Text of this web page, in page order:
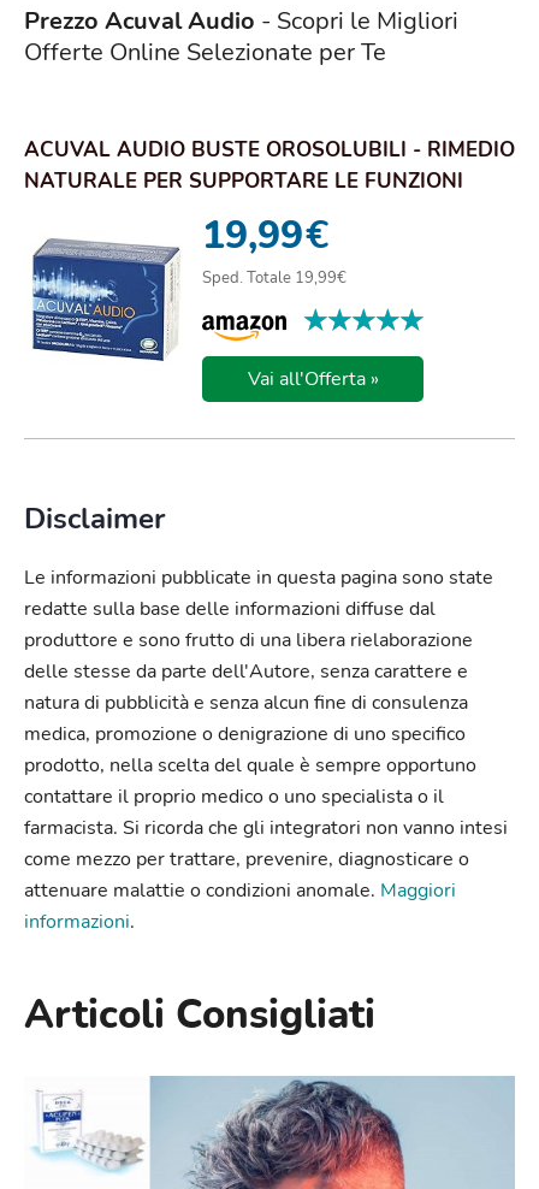
Prezzo Acuval Audio - Scopri le Migliori
Offerte Online Selezionate per Te
ACUVAL AUDIO BUSTE OROSOLUBILI - RIMEDIO
NATURALE PER SUPPORTARE LE FUNZIONI
19,99€
Sped. Totale 19,99€
★★★★★
★★★★★
Vai all'Offerta »
Disclaimer
Le informazioni pubblicate in questa pagina sono state
redatte sulla base delle informazioni diffuse dal
produttore e sono frutto di una libera rielaborazione
delle stesse da parte dell'Autore, senza carattere e
natura di pubblicità e senza alcun fine di consulenza
medica, promozione o denigrazione di uno specifico
prodotto, nella scelta del quale è sempre opportuno
contattare il proprio medico o uno specialista o il
farmacista. Si ricorda che gli integratori non vanno intesi
come mezzo per trattare, prevenire, diagnosticare o
attenuare malattie o condizioni anomale. Maggiori
informazioni.
Articoli Consigliati